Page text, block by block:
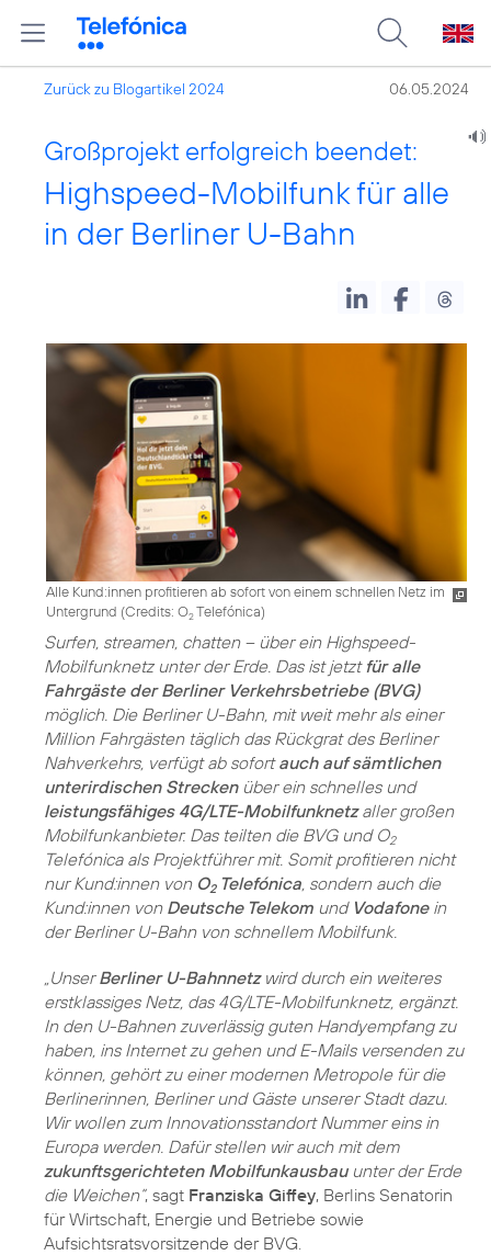
Zurück zu Blogartikel 2024 06.05.2024
Großprojekt erfolgreich beendet:
Highspeed-Mobilfunk für alle
in der Berliner U-Bahn
Alle Kund:innen profitieren ab sofort von einem schnellen Netz im
Untergrund (Credits: O2Telefónica)
Surfen, streamen, chatten – über ein Highspeed-
Mobilfunknetz unter der Erde. Das ist jetzt für alle
Fahrgäste der Berliner Verkehrsbetriebe (BVG)
möglich. Die Berliner U-Bahn, mit weit mehr als einer
Million Fahrgästen täglich das Rückgrat des Berliner
Nahverkehrs, verfügt ab sofortauch auf sämtlichen
unterirdischen Streckenüber ein schnelles und
leistungsfähiges 4G/LTE-Mobilfunknetzaller großen
Mobilfunkanbieter. Das teilten die BVG und O2
Telefónica als Projektführer mit. Somit profitieren nicht
nur Kund:innen von O2Telefónica , sondern auch die
Kund:innen von Deutsche Telekom und Vodafonein
der Berliner U-Bahn von schnellem Mobilfunk.
„UnserBerliner U-Bahnnetzwird durch ein weiteres
erstklassiges Netz, das 4G/LTE-Mobilfunknetz, ergänzt.
In den U-Bahnen zuverlässig guten Handyempfang zu
haben, ins Internet zu gehen und E-Mails versenden zu
können, gehört zu einer modernen Metropole für die
Berlinerinnen, Berliner und Gäste unserer Stadt dazu.
Wir wollen zum Innovationsstandort Nummer eins in
Europa werden. Dafür stellen wir auch mit dem
zukunftsgerichteten Mobilfunkausbauunter der Erde
die Weichen“, sagt Franziska Giffey, Berlins Senatorin
für Wirtschaft, Energie und Betriebe sowie
Aufsichtsratsvorsitzende der BVG.